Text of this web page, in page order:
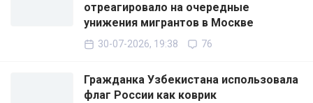
отреагировало на очередные
унижения мигрантов в Москве
30-07-2026, 19:38 76
Гражданка Узбекистана использовала
флаг России как коврик